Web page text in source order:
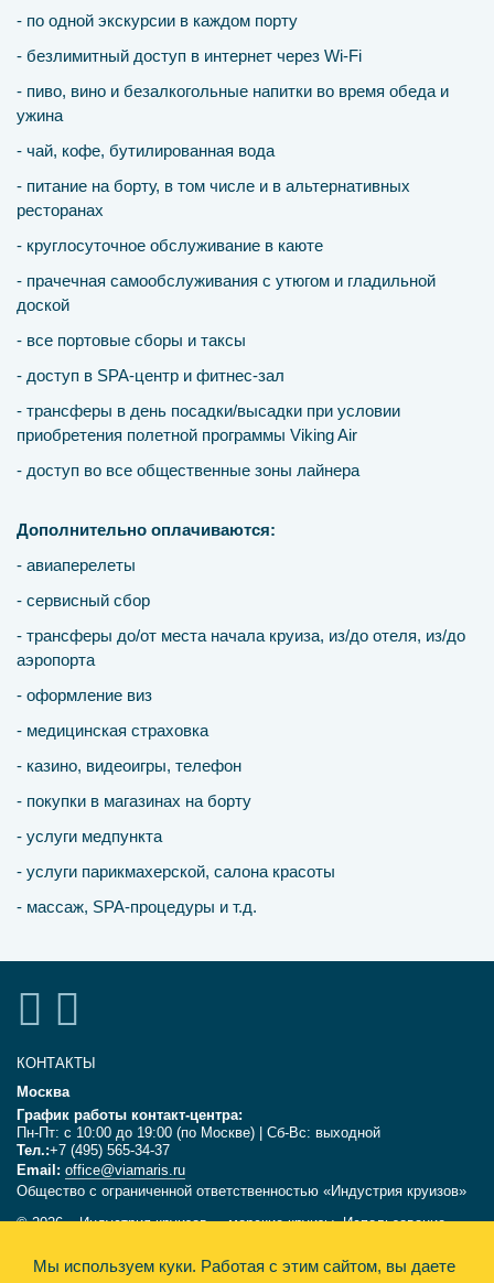
- по одной экскурсии в каждом порту
- безлимитный доступ в интернет через Wi-Fi
- пиво, вино и безалкогольные напитки во время обеда и
ужина
- чай, кофе, бутилированная вода
- питание на борту, в том числе и в альтернативных
ресторанах
- круглосуточное обслуживание в каюте
- прачечная самообслуживания с утюгом и гладильной
доской
- все портовые сборы и таксы
- доступ в SPA-центр и фитнес-зал
- трансферы в день посадки/высадки при условии
приобретения полетной программы Viking Air
- доступ во все общественные зоны лайнера
Дополнительно оплачиваются:
- авиаперелеты
- сервисный сбор
- трансферы до/от места начала круиза, из/до отеля, из/до
аэропорта
- оформление виз
- медицинская страховка
- казино, видеоигры, телефон
- покупки в магазинах на борту
- услуги медпункта
- услуги парикмахерской, салона красоты
- массаж, SPA-процедуры и т.д.
КОНТАКТЫ
Москва
График работы контакт-центра:
Пн-Пт: с 10:00 до 19:00 (по Москве) | Сб-Вс: выходной
Тел.:+7 (495) 565-34-37
Email: office@viamaris.ru
Общество с ограниченной ответственностью «Индустрия круизов»
© 2026, «Индустрия круизов» - морские круизы. Использование
разрешения компании «Индустрия круизов». Информация,
Мы используем куки. Работая с этим сайтом, вы даете